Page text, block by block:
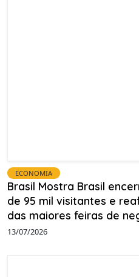
ECONOMIA
Brasil Mostra Brasil
de 95 mil visitantes e
das maiores feiras de
13/07/2026